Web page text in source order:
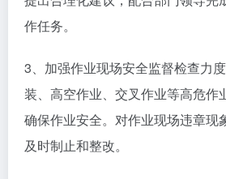
作任务。
3、加强作业现场安全监督检查力
装、高空作业、交叉作业等高危作
确保作业安全。对作业现场违章现
及时制止和整改。